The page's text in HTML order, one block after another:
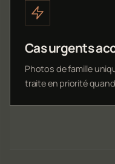
Cas urgents
Photos de famille
traite en priorité